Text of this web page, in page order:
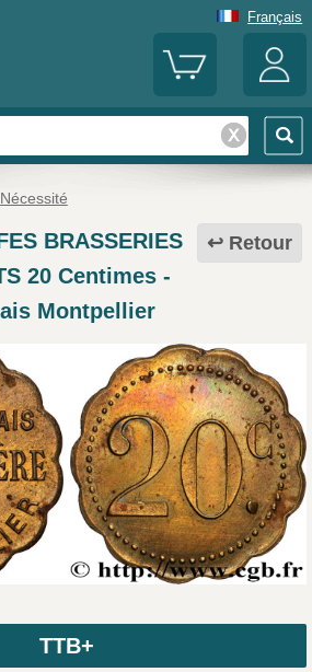
Français
Nécessité
Retour
BRASSERIES
20 Centimes -
Montpellier
TTB+